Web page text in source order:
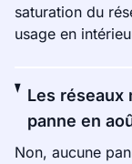
saturation du
usage en
Les réseaux
panne en
Non, aucune